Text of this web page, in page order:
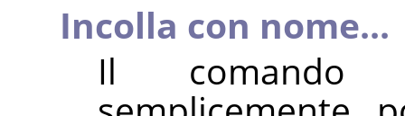
Incolla con nome...
Il